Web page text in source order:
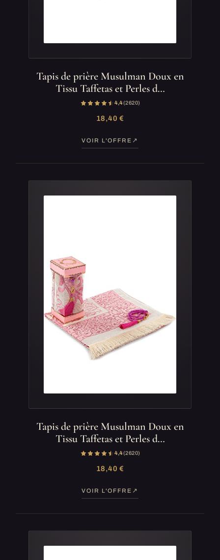
Tapis de prière Musulman Doux en
Tissu Taffetas et Perles d…
4,4(2 620)
18,40 €
VOIR L'OFFRE
Tapis de prière Musulman Doux en
Tissu Taffetas et Perles d…
4,4(2 620)
18,40 €
VOIR L'OFFRE